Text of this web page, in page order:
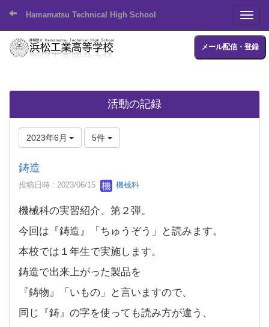
Hamamatsu Technical High School
メール配信・登録
活動の記録
2023年6月 5件
鋳造
投稿日時 : 2023/06/15 機械科
機械科の実習紹介、第２弾。
今回は『鋳造』「ちゅうぞう」と読みます。
本校では１年生で実施します。
鋳造で出来上がった製品を
『鋳物』「いもの」と言いますので、
同じ『鋳』の字を使っても読み方が違う、